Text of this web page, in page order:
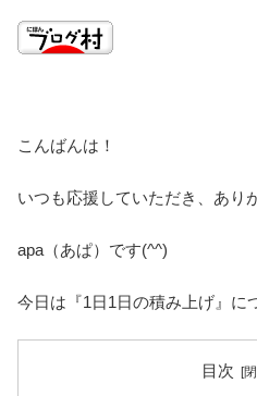
こんばんは！
いつも応援していただき、あり
apa（あぱ）です(^^)
今日は『1日1日の積み上げ』に
目次